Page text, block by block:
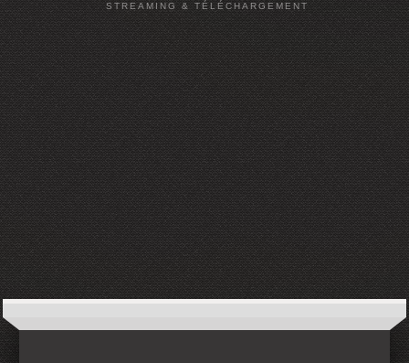
STREAMING & TÉLÉCHARGEMENT